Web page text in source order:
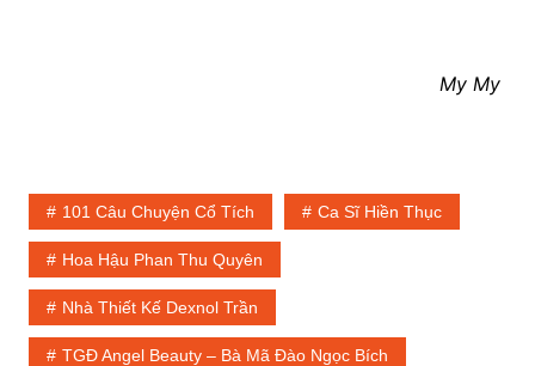
My My
101 Câu Chuyện Cổ Tích Ca Sĩ Hiền Thục
Hoa Hậu Phan Thu Quyên
Nhà Thiết Kế Dexnol Trần
TGĐ Angel Beauty – Bà Mã Đào Ngọc Bích